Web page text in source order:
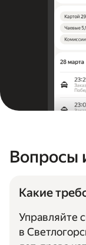
Вопросы
Какие
Управляйте
в